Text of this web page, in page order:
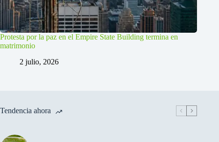
Protesta por la paz en el Empire State Building termina en
matrimonio
2 julio, 2026
Tendencia ahora